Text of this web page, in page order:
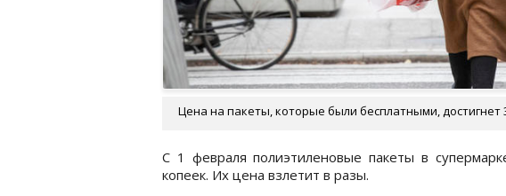
Цена на пакеты, которые были бесплатными, достигнет 3
С 1 февраля полиэтиленовые пакеты в
копеек. Их цена взлетит в разы.